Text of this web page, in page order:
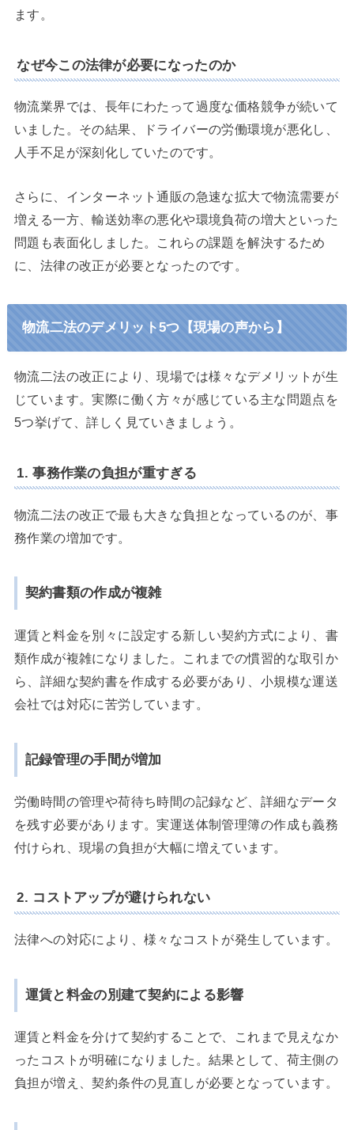
ます。
なぜ今この法律が必要になったのか
物流業界では、長年にわたって過度な価格競争が続いて
いました。その結果、ドライバーの労働環境が悪化し、
人手不足が深刻化していたのです。
さらに、インターネット通販の急速な拡大で物流需要が
増える一方、輸送効率の悪化や環境負荷の増大といった
問題も表面化しました。これらの課題を解決するため
に、法律の改正が必要となったのです。
物流二法のデメリット5つ【現場の声から】
物流二法の改正により、現場では様々なデメリットが生
じています。実際に働く方々が感じている主な問題点を
5つ挙げて、詳しく見ていきましょう。
1. 事務作業の負担が重すぎる
物流二法の改正で最も大きな負担となっているのが、事
務作業の増加です。
契約書類の作成が複雑
運賃と料金を別々に設定する新しい契約方式により、書
類作成が複雑になりました。これまでの慣習的な取引か
ら、詳細な契約書を作成する必要があり、小規模な運送
会社では対応に苦労しています。
記録管理の手間が増加
労働時間の管理や荷待ち時間の記録など、詳細なデータ
を残す必要があります。実運送体制管理簿の作成も義務
付けられ、現場の負担が大幅に増えています。
2. コストアップが避けられない
法律への対応により、様々なコストが発生しています。
運賃と料金の別建て契約による影響
運賃と料金を分けて契約することで、これまで見えなか
ったコストが明確になりました。結果として、荷主側の
負担が増え、契約条件の見直しが必要となっています。